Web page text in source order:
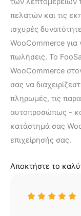
πελατών και τις
ισχυρές
WooCommerce για
πωλήσεις. Το
WooCommerce
σας να
πληρωμές, τις
αυτοπροσώπως -
κατάστημά σας
επιχείρησής σας.
Αποκτήστε το